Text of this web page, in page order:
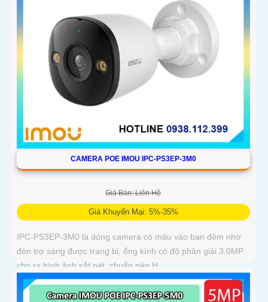
CAMERA POE IMOU IPC-PS3EP-3M0
Giá Bán: Liên Hệ
Giá Khuyến Mại: 5%-35%
IPC-PS3EP-3M0 là dòng camera có màu vào ban đêm nhờ
đèn trợ sáng được trang bị, ống kính có độ phân giải 3.0MP
cho ra hình ảnh sắt nét, chuẩn nén H